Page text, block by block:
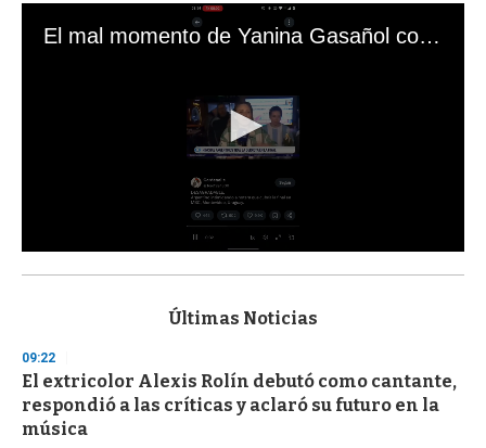
El mal momento de Yanina Gasañol con un hincha argentino en "Subrayado"
s
d
s
o
f
3
Últimas Noticias
09:22
El extricolor Alexis Rolín debutó como cantante,
respondió a las críticas y aclaró su futuro en la
música